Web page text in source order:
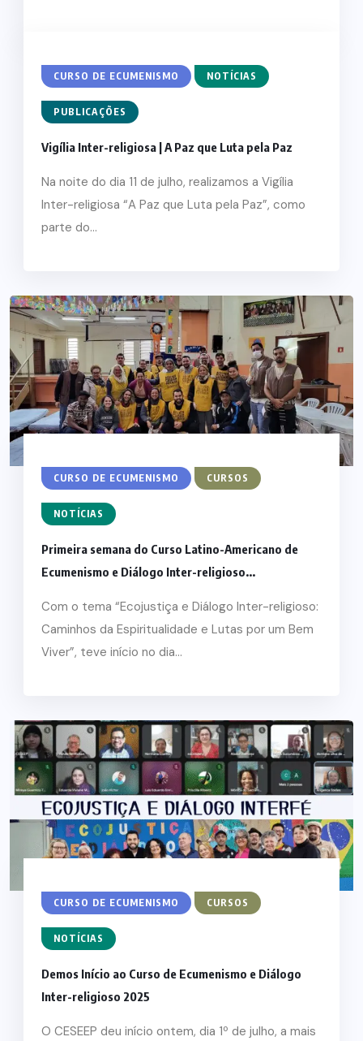
CURSO DE ECUMENISMO NOTÍCIAS
PUBLICAÇÕES
Vigília Inter-religiosa | A Paz que Luta pela Paz
Na noite do dia 11 de julho, realizamos a Vigília
Inter-religiosa “A Paz que Luta pela Paz”, como
parte do...
CURSO DE ECUMENISMO CURSOS
NOTÍCIAS
Primeira semana do Curso Latino-Americano de
Ecumenismo e Diálogo Inter-religioso...
Com o tema “Ecojustiça e Diálogo Inter-religioso:
Caminhos da Espiritualidade e Lutas por um Bem
Viver”, teve início no dia...
CURSO DE ECUMENISMO CURSOS
NOTÍCIAS
Demos Início ao Curso de Ecumenismo e Diálogo
Inter-religioso 2025
O CESEEP deu início ontem, dia 1º de julho, a mais